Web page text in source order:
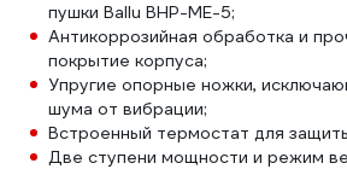
пушки Ballu BHP-ME-5;
Антикоррозийная обработка и
покрытие корпуса;
Упругие опорные ножки,
шума от вибрации;
Встроенный термостат для
Две ступени мощности и режим